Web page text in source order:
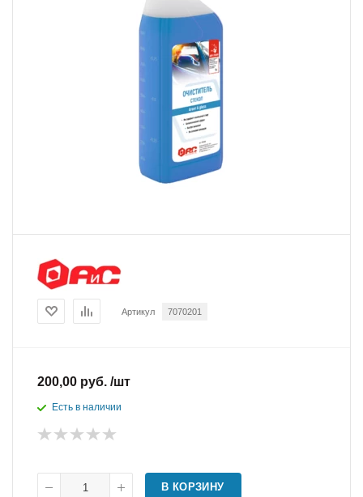
Артикул 7070201
200,00 руб. /шт
Есть в наличии
В КОРЗИНУ